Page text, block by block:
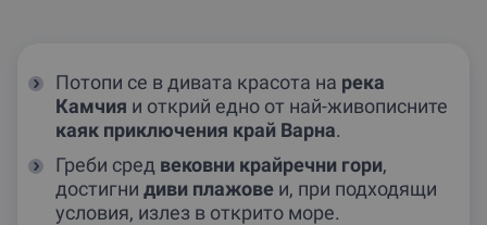
Потопи се в дивата красота на река
Камчия и открий едно от най-живописните
каяк приключения край Варна.
Греби сред вековни крайречни гори,
достигни диви плажове и, при подходящи
условия, излез в открито море.